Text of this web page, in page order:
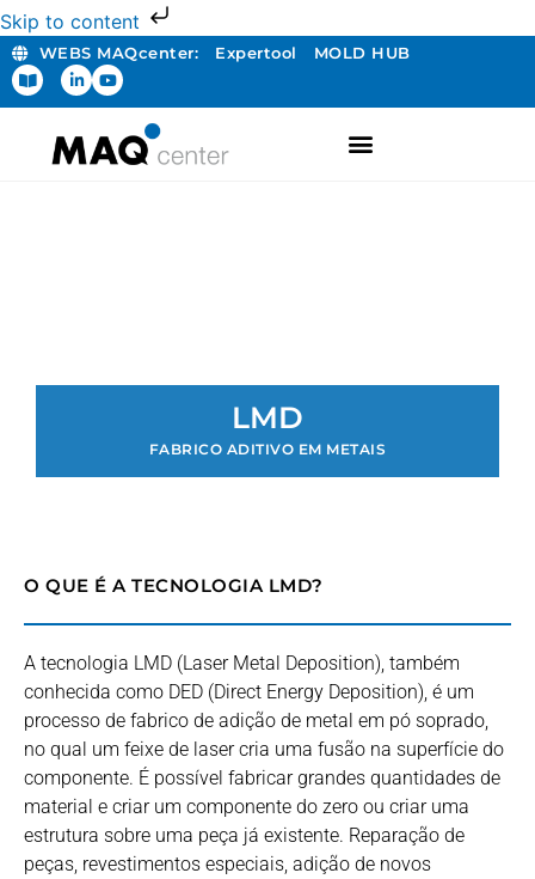
Skip to content
WEBS MAQcenter: Expertool MOLD HUB
LMD
FABRICO ADITIVO EM METAIS
O QUE É A TECNOLOGIA LMD?
A tecnologia LMD (Laser Metal Deposition), também
conhecida como DED (Direct Energy Deposition), é um
processo de fabrico de adição de metal em pó soprado,
no qual um feixe de laser cria uma fusão na superfície do
componente. É possível fabricar grandes quantidades de
material e criar um componente do zero ou criar uma
estrutura sobre uma peça já existente. Reparação de
peças, revestimentos especiais, adição de novos